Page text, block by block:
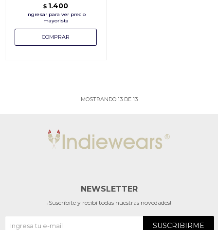
$ 1.400
MOSTRANDO 13DE 13
NEWSLETTER
¡Suscribite y recibí todas nuestras novedades!
SUSCRIBIRME